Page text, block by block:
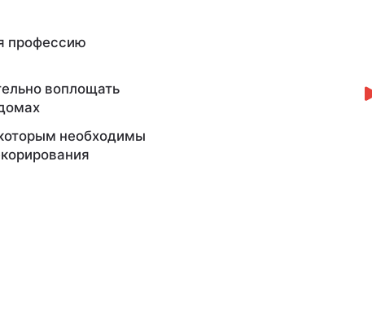
профессию
воплощать
необходимы